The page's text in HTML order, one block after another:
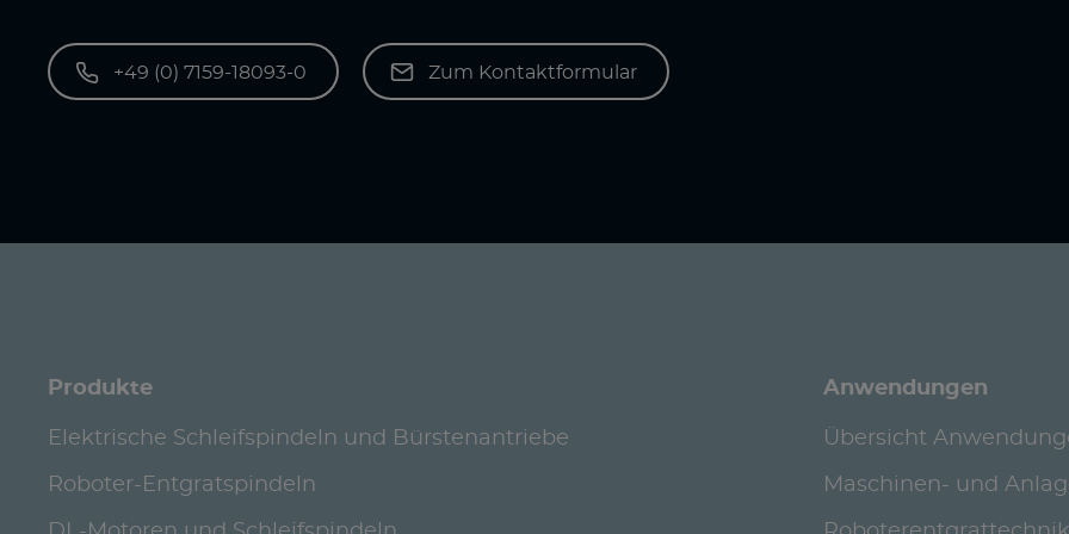
+49 (0) 7159-18093-0 Zum Kontaktformular
Produkte
Elektrische Schleifspindeln und Bürstenantriebe
Roboter-Entgratspindeln
Anwendungen
Übersicht
Maschinen- und